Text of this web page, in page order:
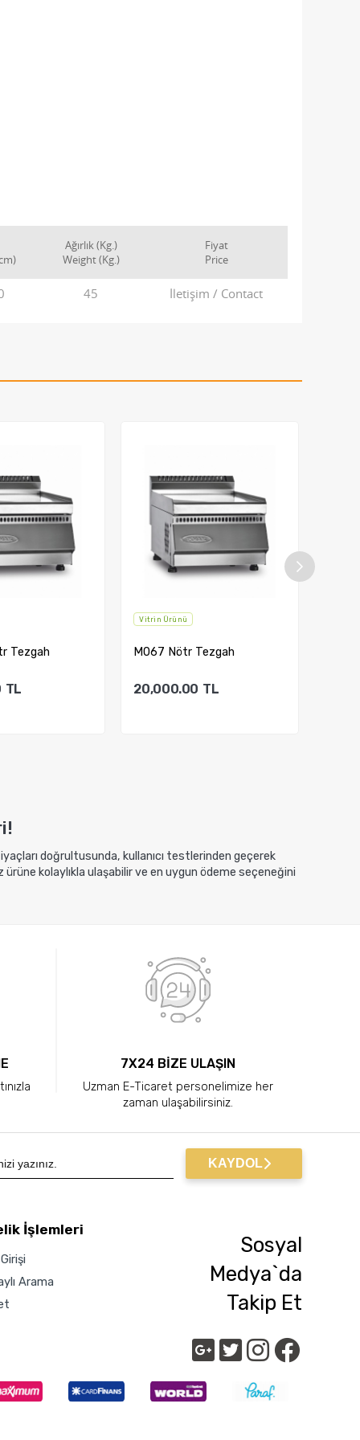
Ağırlık (Kg.)
Weight (Kg.)
Fiyat
Price
45 İletişim / Contact
Tezgah
TL
Vitrin Ürünü
M067 Nötr Tezgah
20,000.00 TL
doğrultusunda, kullanıcı testlerinden geçerek
ürüne kolaylıkla ulaşabilir ve en uygun ödeme seçeneğini
7X24 BİZE ULAŞIN
Uzman E-Ticaret personelimize her
zaman ulaşabilirsiniz.
KAYDOL
İşlemleri
Arama
Sosyal
Medya`da
Takip Et